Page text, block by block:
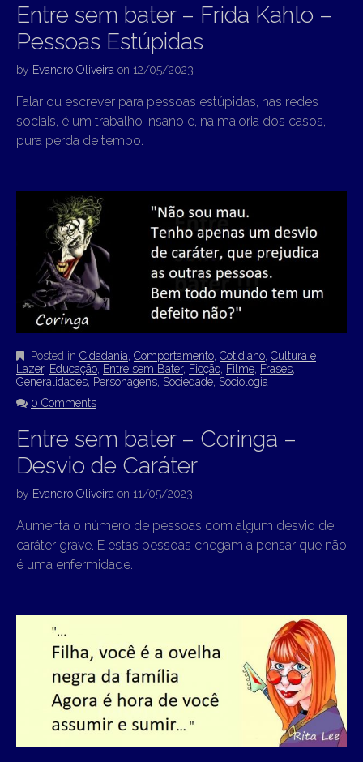
Entre sem bater – Frida Kahlo –
Pessoas Estúpidas
by Evandro Oliveira on 12/05/2023
Falar ou escrever para pessoas estúpidas, nas redes
sociais, é um trabalho insano e, na maioria dos casos,
pura perda de tempo.
Posted in Cidadania Comportamento Cotidiano Cultura e
Lazer, Educação Entre sem Bater, Ficção Filme Frases
Generalidades Personagens Sociedade Sociologia
0 Comments
Entre sem bater – Coringa –
Desvio de Caráter
by Evandro Oliveira on 11/05/2023
Aumenta o número de pessoas com algum desvio de
caráter grave. E estas pessoas chegam a pensar que não
é uma enfermidade.